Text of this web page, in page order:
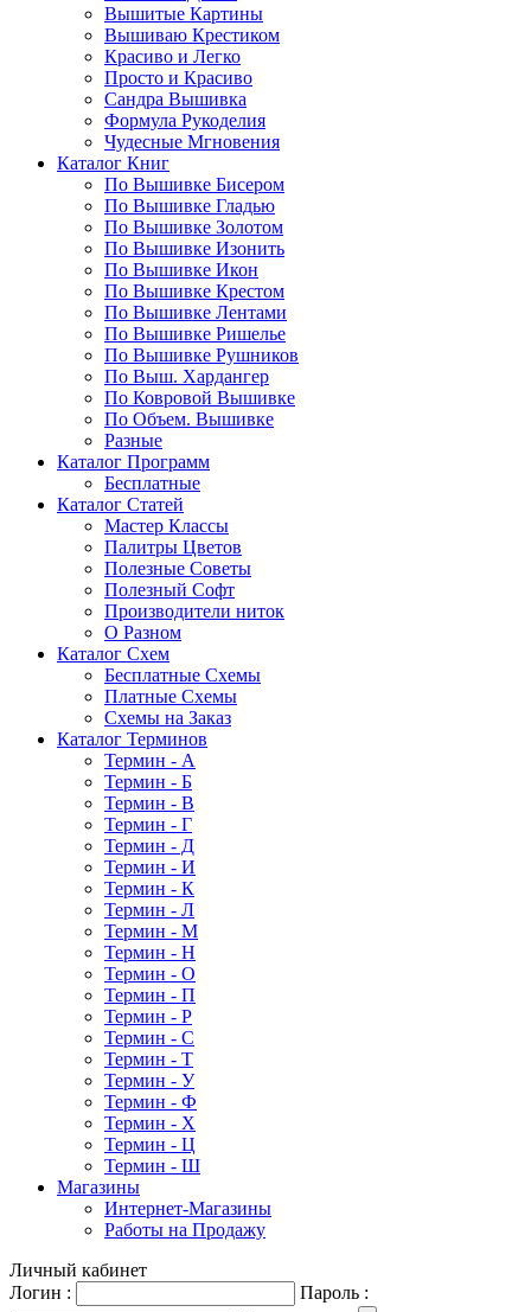
Вышитые Картины
Вышиваю Крестиком
Красиво и Легко
Просто и Красиво
Сандра Вышивка
Формула Рукоделия
Чудесные Мгновения
Каталог Книг
По Вышивке Бисером
По Вышивке Гладью
По Вышивке Золотом
По Вышивке Изонить
По Вышивке Икон
По Вышивке Крестом
По Вышивке Лентами
По Вышивке Ришелье
По Вышивке Рушников
По Выш. Хардангер
По Ковровой Вышивке
По Объем. Вышивке
Разные
Каталог Программ
Бесплатные
Каталог Статей
Мастер Классы
Палитры Цветов
Полезные Советы
Полезный Софт
Производители ниток
О Разном
Каталог Схем
Бесплатные Схемы
Платные Схемы
Схемы на Заказ
Каталог Терминов
Термин - А
Термин - Б
Термин - В
Термин - Г
Термин - Д
Термин - И
Термин - К
Термин - Л
Термин - М
Термин - Н
Термин - О
Термин - П
Термин - Р
Термин - С
Термин - Т
Термин - У
Термин - Ф
Термин - Х
Термин - Ц
Термин - Ш
Магазины
Интернет-Магазины
Работы на Продажу
Личный кабинет
Логин :
Пароль :